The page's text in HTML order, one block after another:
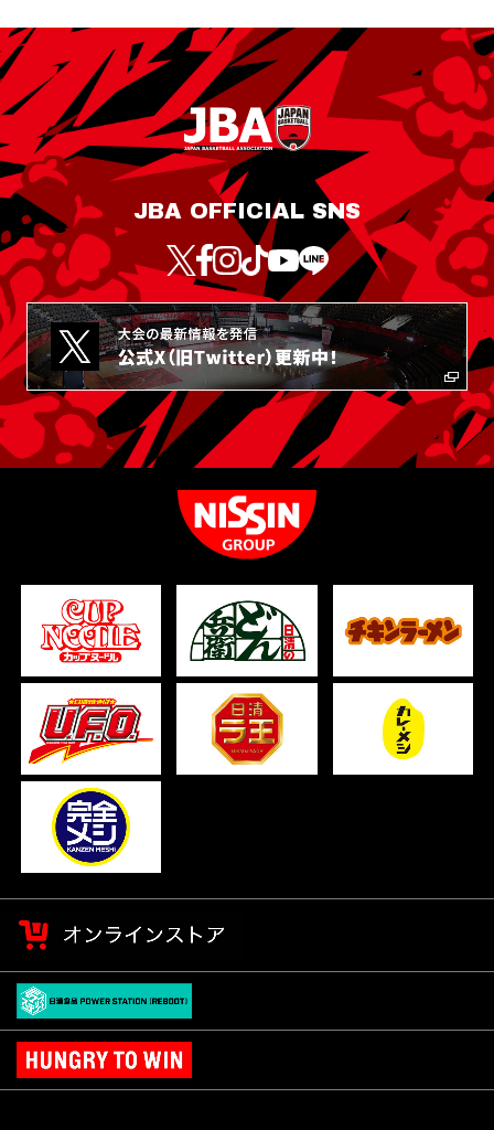
JBA OFFICIAL SNS